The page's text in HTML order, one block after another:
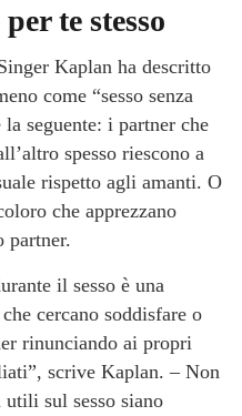
te stesso
Kaplan ha descritto
come “sesso senza
la seguente: i partner che
spesso riescono a
rispetto agli amanti. O
che apprezzano
partner.
il sesso è una
cercano soddisfare o
rinunciando ai propri
scrive Kaplan. – Non
sul sesso siano